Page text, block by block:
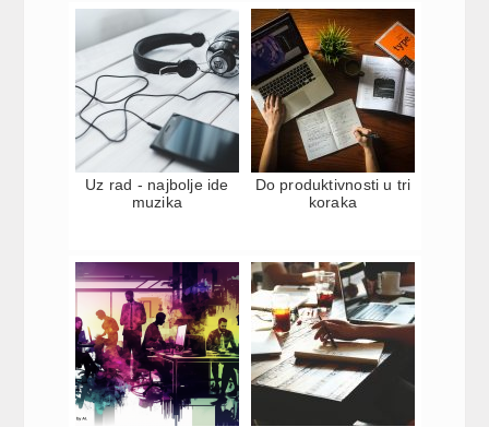
Uz rad - najbolje ide
muzika
Do produktivnosti u tri
koraka